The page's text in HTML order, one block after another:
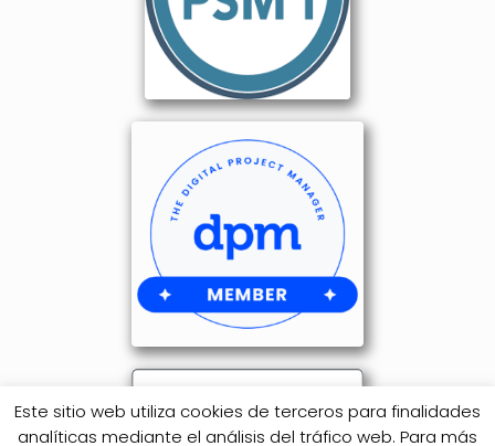
Este sitio web utiliza cookies de terceros para finalidades
analíticas mediante el análisis del tráfico web. Para más